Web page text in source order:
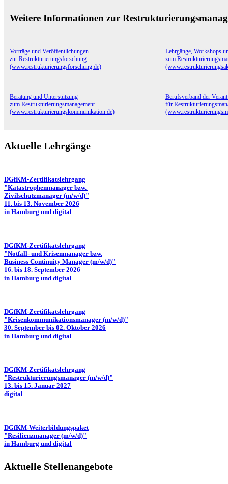
Weitere Informationen zur
Vorträge und Veröffentlichungen
zur Restrukturierungsforschung
(www.restrukturierungsforschung.de)
Lehrgänge, Workshops
zum
Beratung und Unterstützung
zum Restrukturierungsmanagement
(www.restrukturierungskommunikation.de)
Berufsverband der
für
Aktuelle Lehrgänge
DGfKM-Zertifikatslehrgang
"Katastrophenmanager bzw.
Zivilschutzmanager (m/w/d)"
11. bis 13. November 2026
in Hamburg und digital
DGfKM-Zertifikatslehrgang
"Notfall- und Krisenmanager bzw.
Business Continuity Manager (m/w/d)"
16. bis 18. September 2026
in Hamburg und digital
DGfKM-Zertifikatslehrgang
"Krisenkommunikationsmanager (m/w/d)"
30. September bis 02. Oktober 2026
in Hamburg und digital
DGfKM-Zertifikatslehrgang
"Restrukturierungsmanager (m/w/d)"
13. bis 15. Januar 2027
digital
DGfKM-Weiterbildungspaket
"Resilienzmanager (m/w/d)"
in Hamburg und digital
Aktuelle Stellenangebote